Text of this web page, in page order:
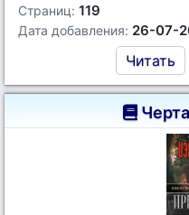
Страниц: 119
Дата добавления: 26-07-
Читать